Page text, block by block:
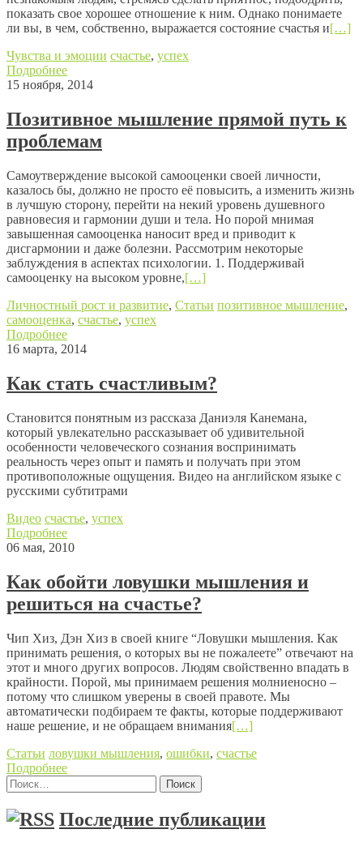
показать свое хорошее отношение к ним. Однако понимаете
ли вы, в чем, собственно, выражается состояние счастья и[…]
Чувства и эмоции счастье, успех
Подробнее
15 ноября, 2014
Позитивное мышление прямой путь к
проблемам
Самоутверждение высокой самооценки своей личности,
казалось бы, должно не просто её повысить, а изменить жизнь
в лучшую сторону, перейти на некий уровень душевного
равновесия и гармонии души и тела. Но порой мнимая
завышенная самооценка наносит вред и приводит к
дисгармонии и даже болезни. Рассмотрим некоторые
заблуждения в аспектах психологии. 1. Поддерживай
самооценку на высоком уровне,[…]
Личностный рост и развитие, Статьи позитивное мышление,
самооценка, счастье, успех
Подробнее
16 марта, 2014
Как стать счастливым?
Становится понятным из рассказа Даниэля Канемана,
который увлекательно рассказывает об удивительной
особенности человеческого сознания воспринимать
реальность через опыт и память и получать при этом
противоположные ощущения. Видео на английском языке с
русскими субтитрами
Видео счастье, успех
Подробнее
06 мая, 2010
Как обойти ловушки мышления и
решиться на счастье?
Чип Хиз, Дэн Хиз в своей книге “Ловушки мышления. Как
принимать решения, о которых вы не пожалеете” отвечают на
этот и много других вопросов. Людям свойственно впадать в
крайности. Порой, мы принимаем решения молниеносно –
потому что слишком уверены в своей правоте. Мы
автоматически подбираем те факты, которые поддерживают
наше решение, и не обращаем внимания[…]
Статьи ловушки мышления, ошибки, счастье
Подробнее
Найти:
Последние публикации